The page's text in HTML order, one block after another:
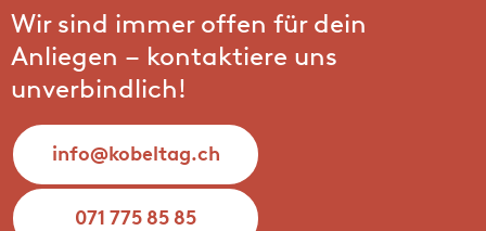
Wir sind immer offen für dein
Anliegen – kontaktiere uns
unverbindlich!
info@kobeltag.ch
071 775 85 85